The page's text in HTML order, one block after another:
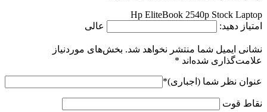
Hp EliteBook 2540p Stock Laptop
امتیاز دهید:
عالی
نشانی ایمیل شما منتشر نخواهد شد. بخش‌های موردنیاز
علامت‌گذاری شده‌اند *
عنوان نظر شما (اجباری)*
نقاط قوت